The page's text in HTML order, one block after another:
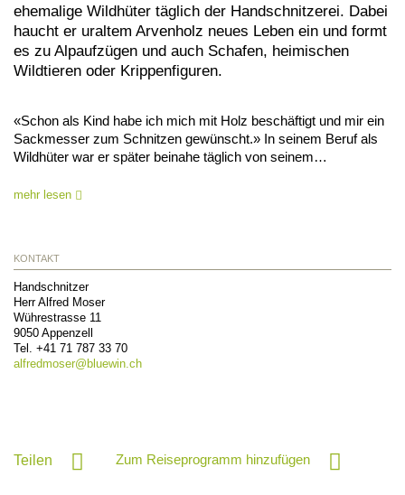
ehemalige Wildhüter täglich der Handschnitzerei. Dabei
haucht er uraltem Arvenholz neues Leben ein und formt
es zu Alpaufzügen und auch Schafen, heimischen
Wildtieren oder Krippenfiguren.
«Schon als Kind habe ich mich mit Holz beschäftigt und mir ein
Sackmesser zum Schnitzen gewünscht.» In seinem Beruf als
Wildhüter war er später beinahe täglich von seinem…
mehr lesen
KONTAKT
Handschnitzer
Herr Alfred Moser
Wührestrasse 11
9050 Appenzell
Tel. +41 71 787 33 70
alfredmoser@bluewin.ch
Teilen Zum Reiseprogramm hinzufügen